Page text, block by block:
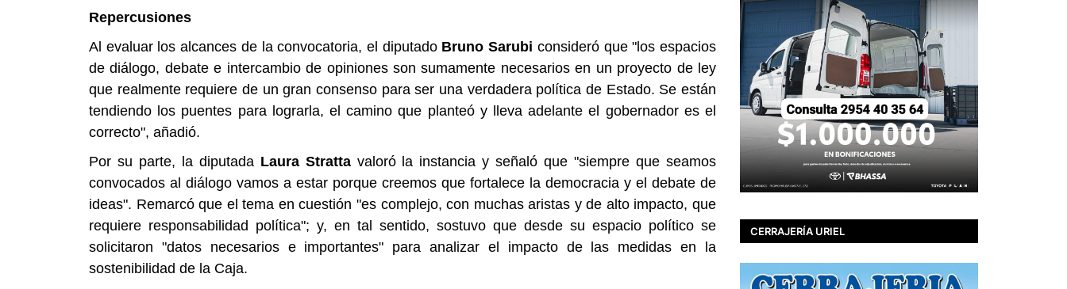
Repercusiones
Al evaluar los alcances de la convocatoria, el diputado BrunoSarubi consideró que "los espacios
de diálogo, debate e intercambio de opiniones son sumamente necesarios en un proyecto de ley
que realmente requiere de un gran consenso para ser una verdadera política de Estado. Se están
tendiendo los puentes para lograrla, el camino que planteó y lleva adelante el gobernador es el
correcto", añadió.
Por su parte, la diputada Laura Strattavaloró la instancia y señaló que "siempre que seamos
convocados al diálogo vamos a estar porque creemos que fortalece la democracia y el debate de
ideas". Remarcó que el tema en cuestión "es complejo, con muchas aristas y de alto impacto, que
requiere responsabilidad política"; y, en tal sentido, sostuvo que desde su espacio político se
solicitaron "datos necesarios e importantes" para analizar el impacto de las medidas en la
sostenibilidad de la Caja.
CERRAJERÍA URIEL